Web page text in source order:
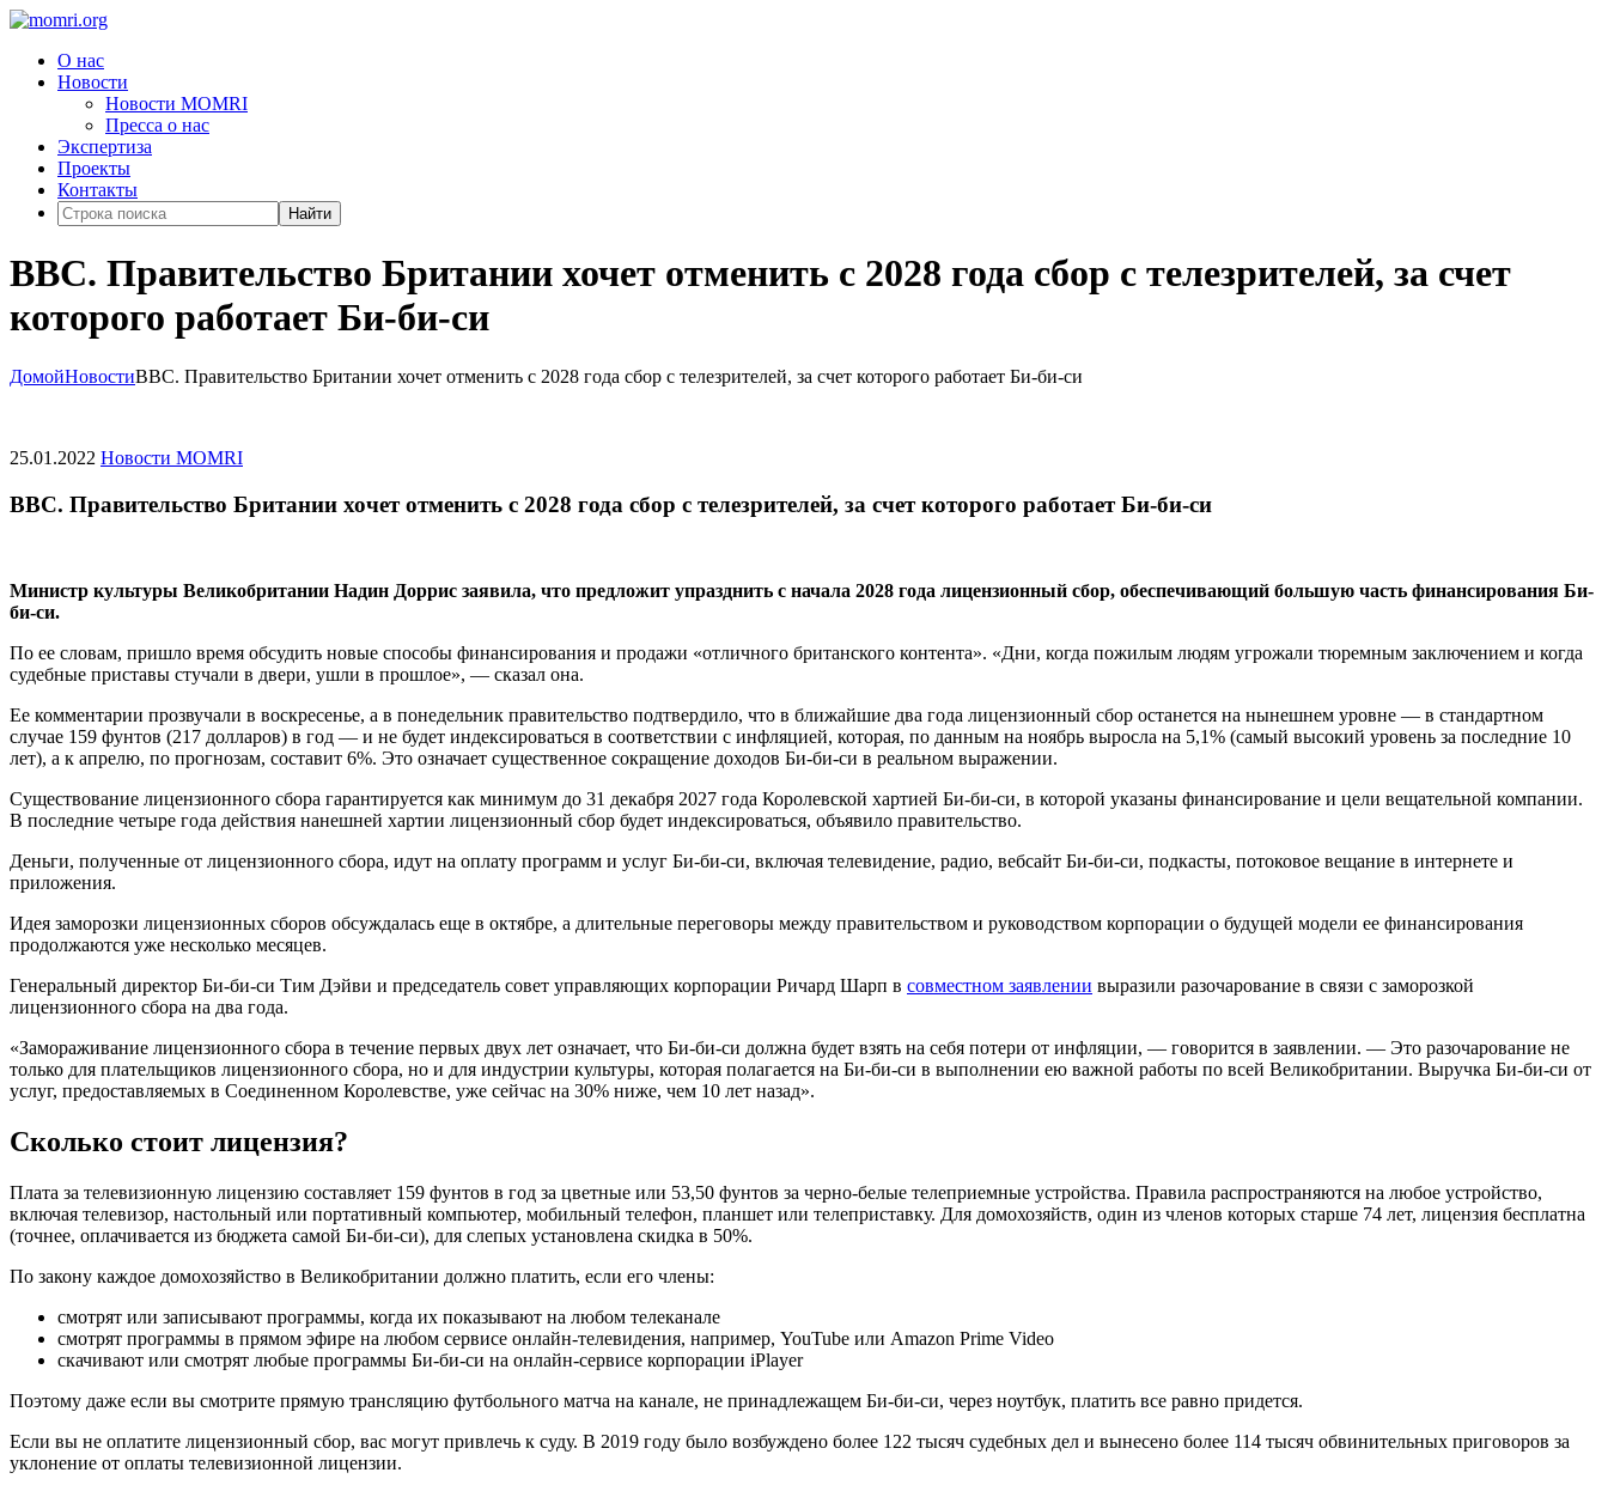
О нас
Новости
Новости MOMRI
Пресса о нас
Экспертиза
Проекты
Контакты
Найти
BBC. Правительство Британии хочет отменить с 2028 года сбор с телезрителей, за счет
которого работает Би-би-си
ДомойНовостиBBC. Правительство Британии хочет отменить с 2028 года сбор с телезрителей, за счет которого работает Би-би-си
25.01.2022 Новости MOMRI
BBC. Правительство Британии хочет отменить с 2028 года сбор с телезрителей, за счет которого работает Би-би-си
Министр культуры Великобритании Надин Доррис заявила, что предложит упразднить с начала 2028 года лицензионный сбор, обеспечивающий большую часть финансирования Би-
би-си.
По ее словам, пришло время обсудить новые способы финансирования и продажи «отличного британского контента». «Дни, когда пожилым людям угрожали тюремным заключением и когда
судебные приставы стучали в двери, ушли в прошлое», — сказал она.
Ее комментарии прозвучали в воскресенье, а в понедельник правительство подтвердило, что в ближайшие два года лицензионный сбор останется на нынешнем уровне — в стандартном
случае 159 фунтов (217 долларов) в год — и не будет индексироваться в соответствии с инфляцией, которая, по данным на ноябрь выросла на 5,1% (самый высокий уровень за последние 10
лет), а к апрелю, по прогнозам, составит 6%. Это означает существенное сокращение доходов Би-би-си в реальном выражении.
Существование лицензионного сбора гарантируется как минимум до 31 декабря 2027 года Королевской хартией Би-би-си, в которой указаны финансирование и цели вещательной компании.
В последние четыре года действия нанешней хартии лицензионный сбор будет индексироваться, объявило правительство.
Деньги, полученные от лицензионного сбора, идут на оплату программ и услуг Би-би-си, включая телевидение, радио, вебсайт Би-би-си, подкасты, потоковое вещание в интернете и
приложения.
Идея заморозки лицензионных сборов обсуждалась еще в октябре, а длительные переговоры между правительством и руководством корпорации о будущей модели ее финансирования
продолжаются уже несколько месяцев.
Генеральный директор Би-би-си Тим Дэйви и председатель совет управляющих корпорации Ричард Шарп в совместном заявлении выразили разочарование в связи с заморозкой
лицензионного сбора на два года.
«Замораживание лицензионного сбора в течение первых двух лет означает, что Би-би-си должна будет взять на себя потери от инфляции, — говорится в заявлении. — Это разочарование не
только для плательщиков лицензионного сбора, но и для индустрии культуры, которая полагается на Би-би-си в выполнении ею важной работы по всей Великобритании. Выручка Би-би-си от
услуг, предоставляемых в Соединенном Королевстве, уже сейчас на 30% ниже, чем 10 лет назад».
Сколько стоит лицензия?
Плата за телевизионную лицензию составляет 159 фунтов в год за цветные или 53,50 фунтов за черно-белые телеприемные устройства. Правила распространяются на любое устройство,
включая телевизор, настольный или портативный компьютер, мобильный телефон, планшет или телеприставку. Для домохозяйств, один из членов которых старше 74 лет, лицензия бесплатна
(точнее, оплачивается из бюджета самой Би-би-си), для слепых установлена скидка в 50%.
По закону каждое домохозяйство в Великобритании должно платить, если его члены:
смотрят или записывают программы, когда их показывают на любом телеканале
смотрят программы в прямом эфире на любом сервисе онлайн-телевидения, например, YouTube или Amazon Prime Video
скачивают или смотрят любые программы Би-би-си на онлайн-сервисе корпорации iPlayer
Поэтому даже если вы смотрите прямую трансляцию футбольного матча на канале, не принадлежащем Би-би-си, через ноутбук, платить все равно придется.
Если вы не оплатите лицензионный сбор, вас могут привлечь к суду. В 2019 году было возбуждено более 122 тысяч судебных дел и вынесено более 114 тысяч обвинительных приговоров за
уклонение от оплаты телевизионной лицензии.